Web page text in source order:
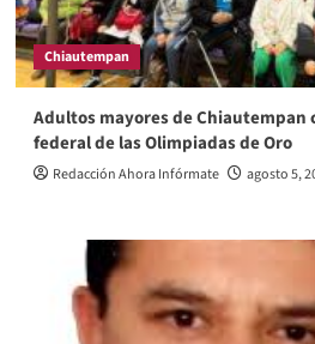
Chiautempan
Adultos mayores de Chiautempan
federal de las Olimpiadas de Oro
Redacción Ahora Infórmate agosto 5,